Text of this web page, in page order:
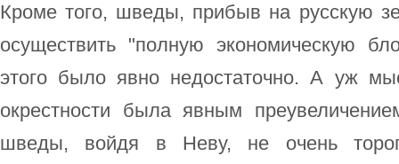
Кроме того, шведы, прибыв на русскую
осуществить "полную экономическую
этого было явно недостаточно. А уж
окрестности была явным
шведы, войдя в Неву, не очень